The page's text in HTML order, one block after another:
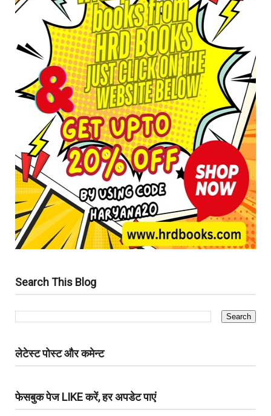
Search This Blog
लेटेस्ट पोस्ट और कमेन्ट
फेसबुक पेज LIKE करें, हर अपडेट पाएं